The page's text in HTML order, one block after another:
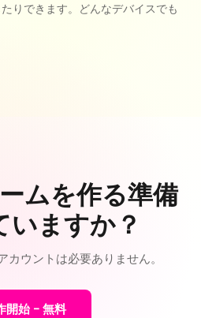
りできます。どんなデバイスでも
ムを作る準備
いますか？
カウントは必要ありません。
開始 - 無料